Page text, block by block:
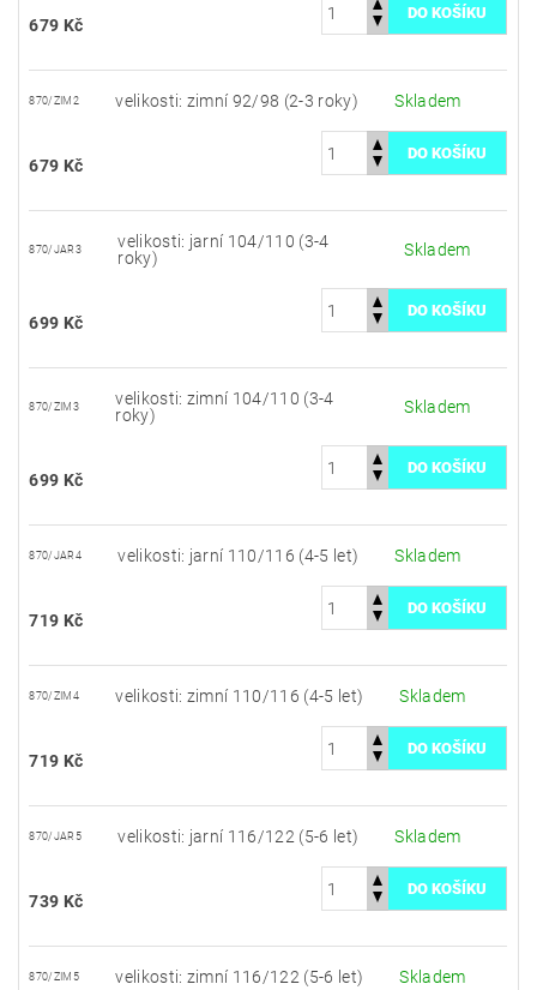
679 Kč
870/ZIM2 velikosti: zimní 92/98 (2-3 roky) Skladem
679 Kč
870/JAR3
velikosti: jarní 104/110 (3-4
roky)
Skladem
699 Kč
870/ZIM3
velikosti: zimní 104/110 (3-4
roky)
Skladem
699 Kč
870/JAR4 velikosti: jarní 110/116 (4-5 let) Skladem
719 Kč
870/ZIM4 velikosti: zimní 110/116 (4-5 let) Skladem
719 Kč
870/JAR5 velikosti: jarní 116/122 (5-6 let) Skladem
739 Kč
870/ZIM5 velikosti: zimní 116/122 (5-6 let) Skladem